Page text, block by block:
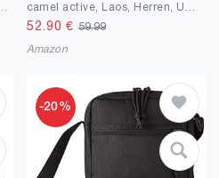
52.90 € 59.99
Amazon
-20%